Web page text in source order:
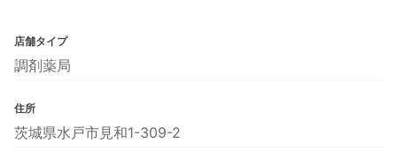
店舗タイプ
調剤薬局
住所
茨城県水戸市見和1-309-2